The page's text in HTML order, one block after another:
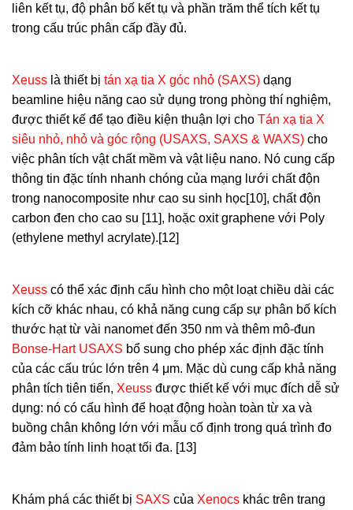
liên kết tụ, độ phân bố kết tụ và phần trăm thể tích kết tụ
trong cấu trúc phân cấp đầy đủ.
Xeuss là thiết bị tán xạ tia X góc nhỏ (SAXS) dạng
beamline hiệu năng cao sử dụng trong phòng thí nghiệm,
được thiết kế để tạo điều kiện thuận lợi cho Tán xạ tia X
siêu nhỏ, nhỏ và góc rộng (USAXS, SAXS & WAXS) cho
việc phân tích vật chất mềm và vật liệu nano. Nó cung cấp
thông tin đặc tính nhanh chóng của mạng lưới chất độn
trong nanocomposite như cao su sinh học[10], chất độn
carbon đen cho cao su [11], hoặc oxit graphene với Poly
(ethylene methyl acrylate).[12]
Xeuss có thể xác định cấu hình cho một loạt chiều dài các
kích cỡ khác nhau, có khả năng cung cấp sự phân bố kích
thước hạt từ vài nanomet đến 350 nm và thêm mô-đun
Bonse-Hart USAXS bổ sung cho phép xác định đặc tính
của các cấu trúc lớn trên 4 μm. Mặc dù cung cấp khả năng
phân tích tiên tiến, Xeuss được thiết kế với mục đích dễ sử
dụng: nó có cấu hình để hoạt động hoàn toàn từ xa và
buồng chân không lớn với mẫu cố định trong quá trình đo
đảm bảo tính linh hoạt tối đa. [13]
Khám phá các thiết bị SAXS của Xenocs khác trên trang